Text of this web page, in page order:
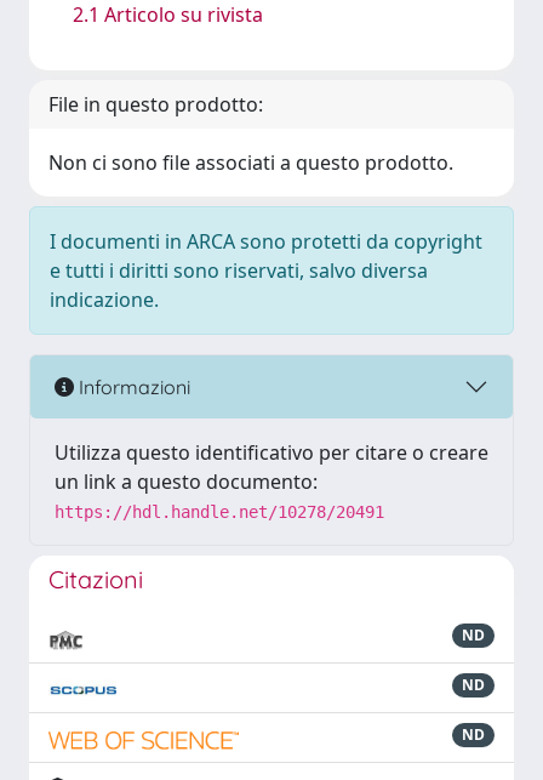
2.1 Articolo su rivista
File in questo prodotto:
Non ci sono file associati a questo prodotto.
I documenti in ARCA sono protetti da copyright
e tutti i diritti sono riservati, salvo diversa
indicazione.
Informazioni
Utilizza questo identificativo per citare o creare
un link a questo documento:
https://hdl.handle.net/10278/20491
Citazioni
ND
ND
ND